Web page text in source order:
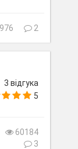
2
3 відгука
5
60184
3